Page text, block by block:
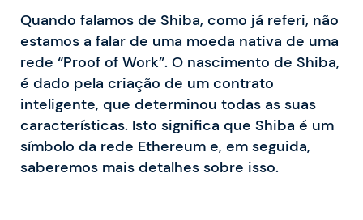
Quando falamos de Shiba, como já referi, não
estamos a falar de uma moeda nativa de uma
rede “Proof of Work”. O nascimento de Shiba,
é dado pela criação de um contrato
inteligente, que determinou todas as suas
características. Isto significa que Shiba é um
símbolo da rede Ethereum e, em seguida,
saberemos mais detalhes sobre isso.